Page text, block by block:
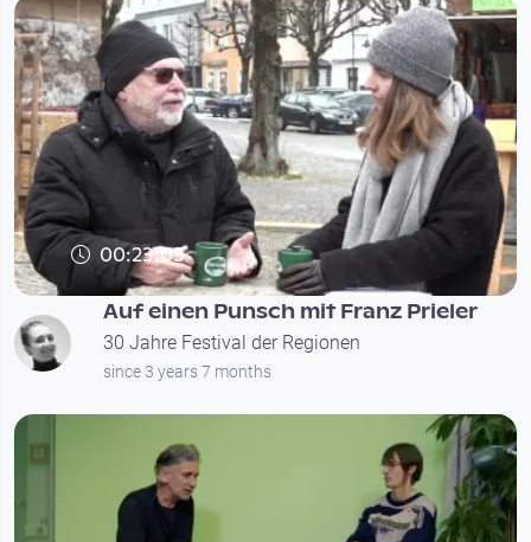
00:23:03
Auf einen Punsch mit Franz Prieler
30 Jahre Festival der Regionen
since 3 years 7 months